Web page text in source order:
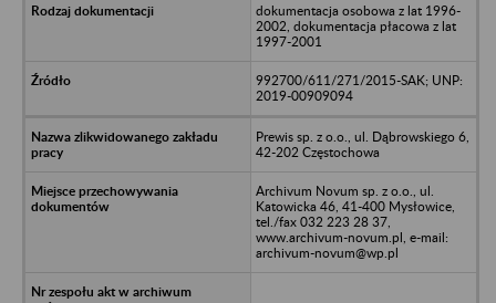
dokumentacja osobowa z lat 1996-
2002, dokumentacja płacowa z lat
1997-2001
992700/611/271/2015-SAK; UNP:
2019-00909094
Prewis sp. z o.o., ul. Dąbrowskiego 6,
42-202 Częstochowa
Archivum Novum sp. z o.o., ul.
Katowicka 46, 41-400 Mysłowice,
tel./fax 032 223 28 37,
www.archivum-novum.pl, e-mail:
archivum-novum@wp.pl